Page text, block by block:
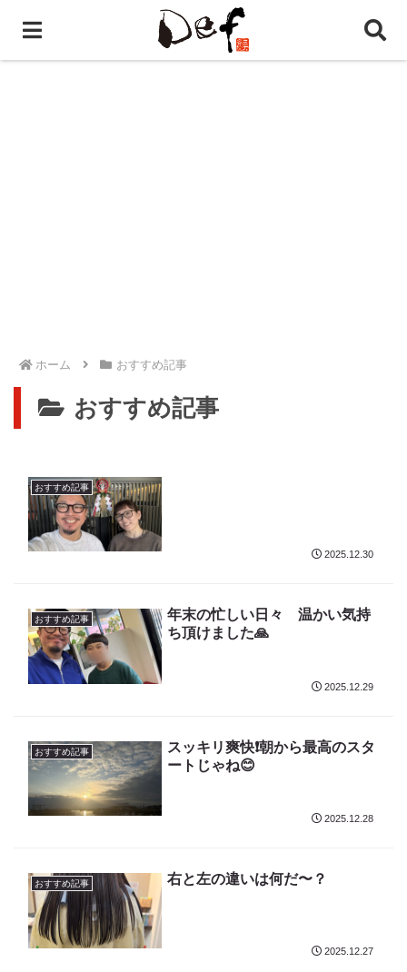
ホーム おすすめ記事
おすすめ記事
おすすめ記事
2025.12.30
おすすめ記事
年末の忙しい日々 温かい気持
ち頂けました🙏
2025.12.29
おすすめ記事
スッキリ爽快❗️朝から最高のスタ
ートじゃね😊
2025.12.28
おすすめ記事 右と左の違いは何だ〜？
2025.12.27